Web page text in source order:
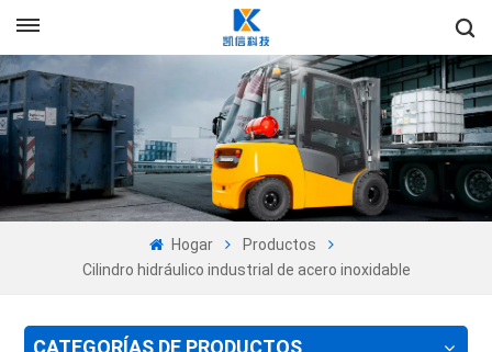
+86-13605525527
en
ru
Hogar
Productos
Cilindro hidráulico industrial de acero inoxidable
CATEGORÍAS DE PRODUCTOS